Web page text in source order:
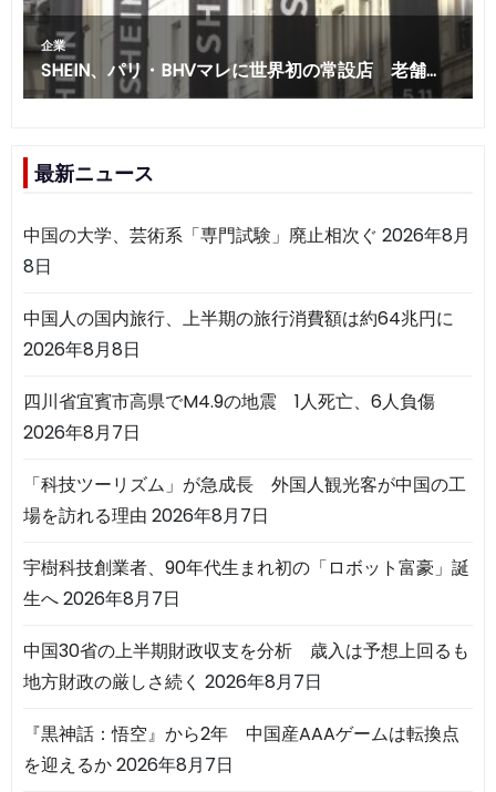
最新ニュース
中国の大学、芸術系「専門試験」廃止相次ぐ 2026年8月
8日
中国人の国内旅行、上半期の旅行消費額は約64兆円に
2026年8月8日
四川省宜賓市高県でM4.9の地震 1人死亡、6人負傷
2026年8月7日
「科技ツーリズム」が急成長 外国人観光客が中国の工
場を訪れる理由 2026年8月7日
宇樹科技創業者、90年代生まれ初の「ロボット富豪」誕
生へ2026年8月7日
中国30省の上半期財政収支を分析 歳入は予想上回るも
地方財政の厳しさ続く 2026年8月7日
『黒神話：悟空』から2年 中国産AAAゲームは転換点
を迎えるか2026年8月7日